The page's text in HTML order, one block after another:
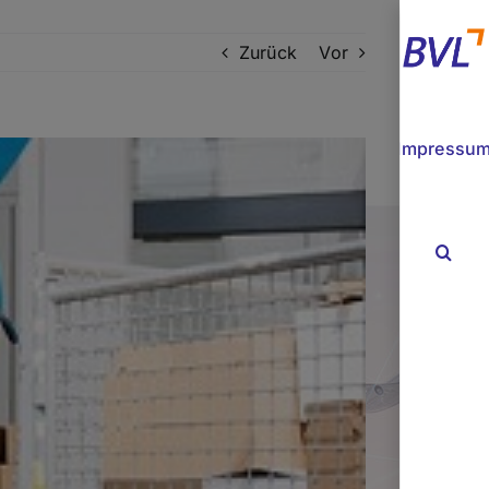
Zurück Vor